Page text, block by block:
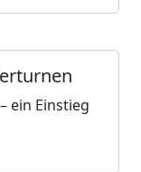
ein Einstieg